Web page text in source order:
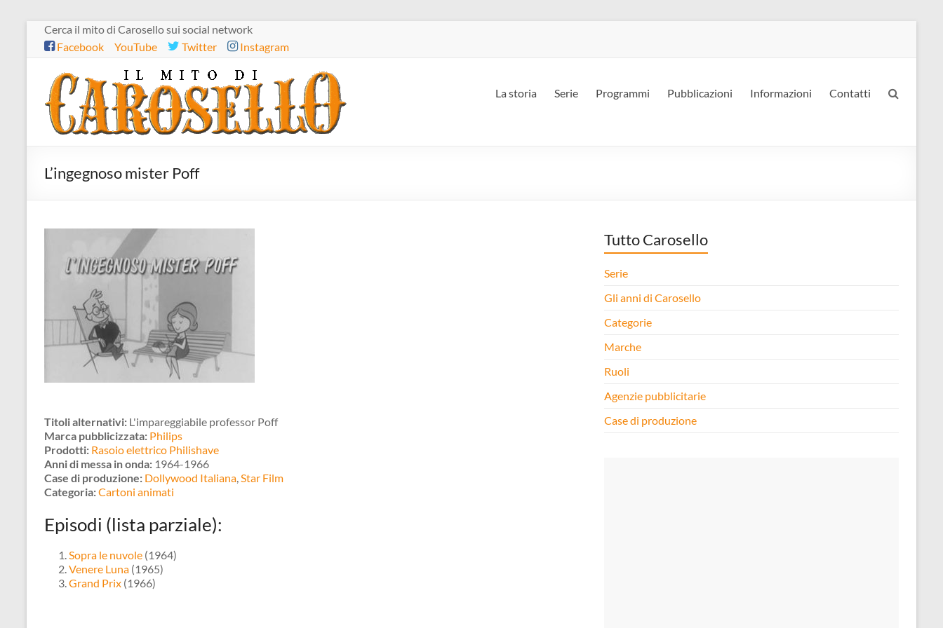
Salta
contenuto
Cerca il mito di Carosello sui social network
Facebook
YouTube Twitter Instagram
Il
mito
di
Carosello
La storia Serie Programmi Pubblicazioni Informazioni Contatti
L’ingegnoso mister Poff
Titoli alternativi: L'impareggiabile professor Poff
Marca pubblicizzata: Philips
Prodotti: Rasoio elettrico Philishave
Anni di messa in onda: 1964-1966
Case di produzione: Dollywood Italiana,Star Film
Categoria:Cartoni animati
Episodi (lista parziale):
Sopra le nuvole (1964)
Venere Luna (1965)
Grand Prix (1966)
Tutto Carosello
Serie
Gli anni di Carosello
Categorie
Marche
Ruoli
Agenzie pubblicitarie
Case di produzione